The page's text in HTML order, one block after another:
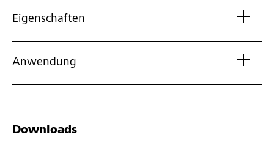
Eigenschaften
Anwendung
Downloads